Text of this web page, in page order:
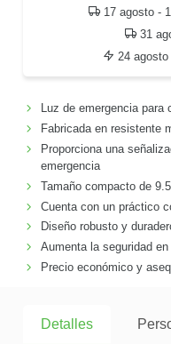
17 agosto -
31
24 agosto
Luz de emergencia para
Fabricada en resistente
Proporciona una
emergencia
Tamaño compacto de
Cuenta con un práctico
Diseño robusto y
Aumenta la seguridad
Precio económico y
Detalles